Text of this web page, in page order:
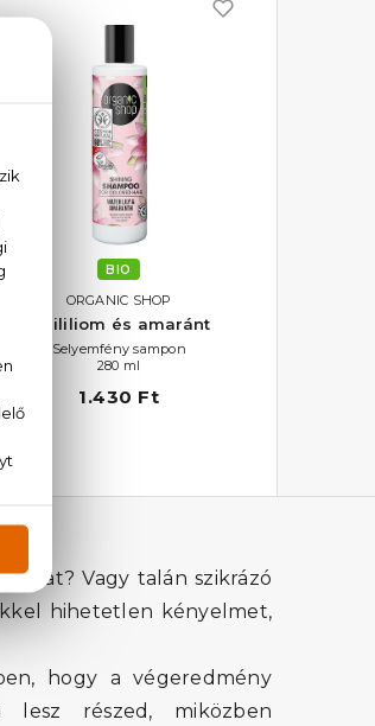
BIO
ORGANIC SHOP
Vizililiom és amaránt
Selyemfény sampon
280 ml
1.430 Ft
Vagy talán szikrázó
hihetetlen kényelmet,
hogy a végeredmény
lesz részed, miközben